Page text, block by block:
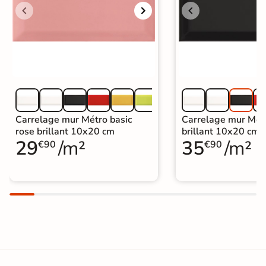
Carrelage mur Métro basic
rose brillant 10x20 cm
29€90 /m²
Carrelage mur
brillant 10x20 cm
35€90 /m²